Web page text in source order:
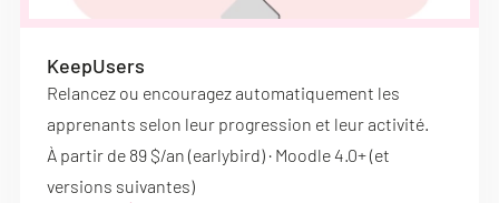
KeepUsers
Relancez ou encouragez automatiquement les
apprenants selon leur progression et leur activité.
À partir de 89 $/an (earlybird) · Moodle 4.0+ (et
versions suivantes)